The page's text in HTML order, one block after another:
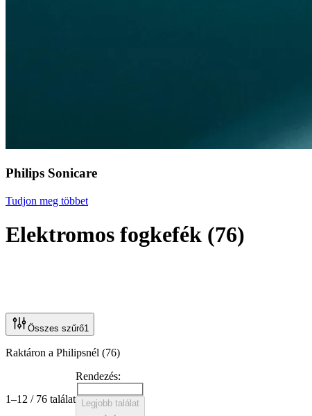
Philips Sonicare
Tudjon meg többet
Elektromos fogkefék (76)
Összes szűrő1
Raktáron a Philipsnél (76)
1–12 / 76 találat
Rendezés:
Legjobb találat